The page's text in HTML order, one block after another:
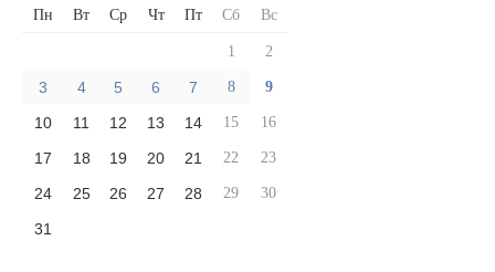
Пн Вт Ср Чт Пт Сб Вс
1 2
3 4 5 6 7 8 9
10 11 12 13 14 15 16
17 18 19 20 21 22 23
24 25 26 27 28 29 30
31